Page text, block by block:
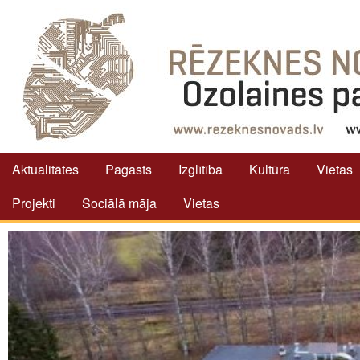
Aktualitātes Pagasts Izglītība Kultūra
Vietas
Projekti
Sociālā māja Vietas